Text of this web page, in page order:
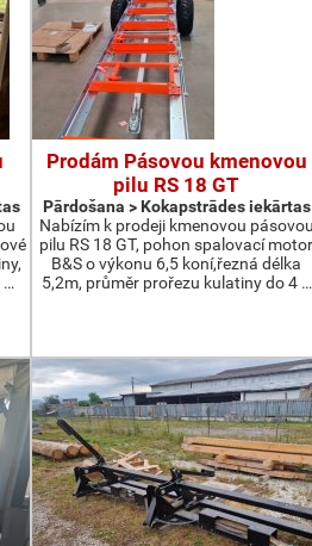
…
Prodám Pásovou kmenovou
pilu RS 18 GT
Pārdošana > Kokapstrādes iekārtas
Nabízím k prodeji kmenovou pásovou
pilu RS 18 GT, pohon spalovací motor
B&S o výkonu 6,5 koní,řezná délka
5,2m, průměr prořezu kulatiny do 4 …